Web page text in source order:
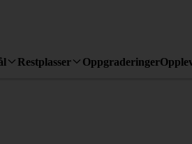
Restplasser Oppgraderinger